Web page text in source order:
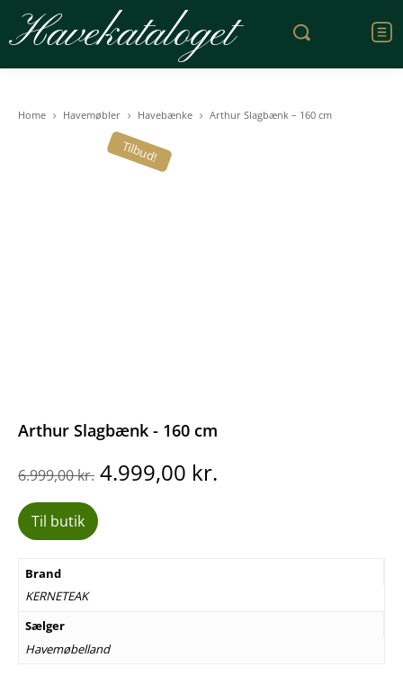
Havekataloget
Home Havemøbler Havebænke Arthur Slagbænk – 160 cm
Tilbud!
Arthur Slagbænk - 160 cm
6.999,00kr. Den
oprindelige
4.999,00 kr.
Til butik
Brand
KERNETEAK
Sælger
Havemøbelland